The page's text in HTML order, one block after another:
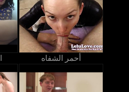
أحمر الشفاه